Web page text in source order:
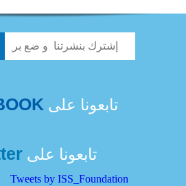
تابعونا على
تابعونا على
Tweets by ISS_Foundation